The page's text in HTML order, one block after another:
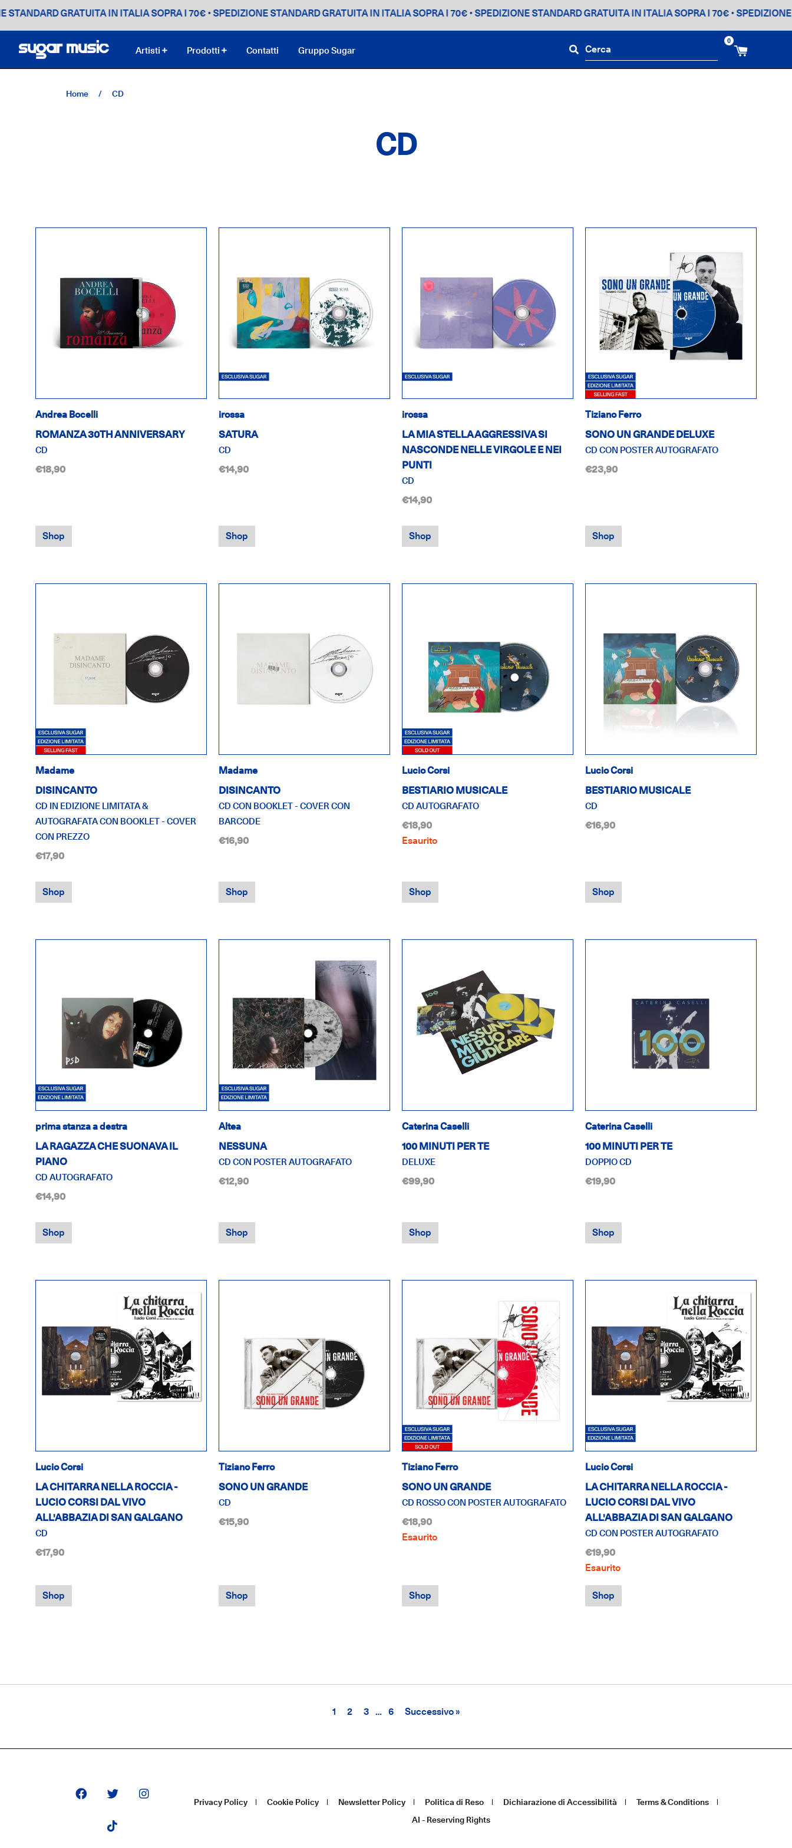
GRATUITA IN ITALIA SOPRA I 70€• SPEDIZIONE STANDARD GRATUITA IN ITALIA SOPRA I 70€• SPEDIZIONE STANDARD GRATUITA IN ITALIA SOPRA I 70€• SPEDIZIONE
Artisti Prodotti Contatti Gruppo Sugar
0
Home / CD
CD
Andrea Bocelli
ROMANZA 30TH ANNIVERSARY
CD
€18,90
Shop
irossa
SATURA
CD
€14,90
Shop
irossa
LA MIA STELLA AGGRESSIVA SI
NASCONDE NELLE VIRGOLE E NEI
PUNTI
CD
€14,90
Shop
Tiziano Ferro
SONO UN GRANDE DELUXE
CD CON POSTER AUTOGRAFATO
€23,90
Shop
Madame
DISINCANTO
CD IN EDIZIONE LIMITATA &
AUTOGRAFATA CON BOOKLET - COVER
CON PREZZO
€17,90
Shop
Madame
DISINCANTO
CD CON BOOKLET - COVER CON
BARCODE
€16,90
Shop
Lucio Corsi
BESTIARIO MUSICALE
CD AUTOGRAFATO
€18,90
Esaurito
Shop
Lucio Corsi
BESTIARIO MUSICALE
CD
€16,90
Shop
prima stanza a destra
LA RAGAZZA CHE SUONAVA IL
PIANO
CD AUTOGRAFATO
€14,90
Shop
Altea
NESSUNA
CD CON POSTER AUTOGRAFATO
€12,90
Shop
Caterina Caselli
100 MINUTI PER TE
DELUXE
€99,90
Shop
Caterina Caselli
100 MINUTI PER TE
DOPPIO CD
€19,90
Shop
Lucio Corsi
LA CHITARRA NELLA ROCCIA -
LUCIO CORSI DAL VIVO
ALL'ABBAZIA DI SAN GALGANO
CD
€17,90
Shop
Tiziano Ferro
SONO UN GRANDE
CD
€15,90
Shop
Tiziano Ferro
SONO UN GRANDE
CD ROSSO CON POSTER AUTOGRAFATO
€18,90
Esaurito
Shop
Lucio Corsi
LA CHITARRA NELLA ROCCIA -
LUCIO CORSI DAL VIVO
ALL'ABBAZIA DI SAN GALGANO
CD CON POSTER AUTOGRAFATO
€19,90
Esaurito
Shop
1 2 3 … 6 Successivo »
Privacy Policy Cookie Policy Newsletter Policy Politica di Reso Dichiarazione di Accessibilità
Terms & Conditions
AI - Reserving Rights